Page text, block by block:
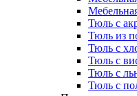
Тюль с
Тюль из
Тюль с
Тюль с
Тюль с
Тюль с